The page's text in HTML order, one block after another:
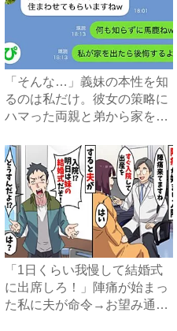
「そんな…」義妹の本性を知
るのは私だけ。彼女の策略に
ハマった両親と弟から家を追
「1日くらい我慢して結婚式
に出席しろ！」陣痛が始まっ
た私に夫が命令→お望み通り